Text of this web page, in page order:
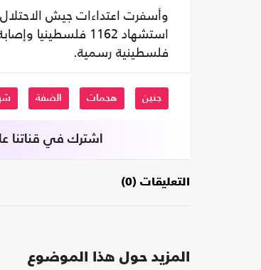
وأسفرت اعتداءات جيش
فلسطينية رسمية.
جنين هجمات الضفة
اشترك في قناتنا
التعليقات (0)
المزيد حول هذا الموضوع